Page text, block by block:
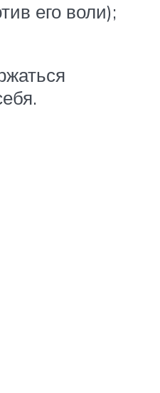
его воли);